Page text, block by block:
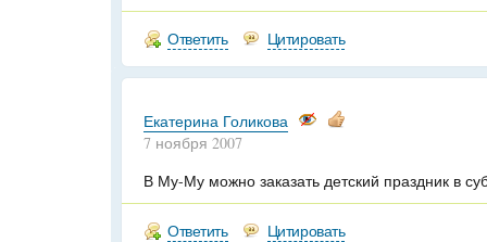
Ответить Цитировать
Екатерина Голикова
7 ноября 2007
В Му-Му можно заказать детский праздник в
Ответить Цитировать